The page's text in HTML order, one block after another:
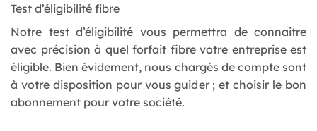
Test d’éligibilité fibre
Notre test d’éligibilité vous permettra de connaitre
avec précision à quel forfait fibre votre entreprise est
éligible. Bien évidement, nous chargés de compte sont
à votre disposition pour vous guider ; et choisir le bon
abonnement pour votre société.